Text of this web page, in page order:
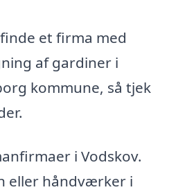
et firma med
af gardiner i
kommune, så tjek
i Vodskov.
eller håndværker i